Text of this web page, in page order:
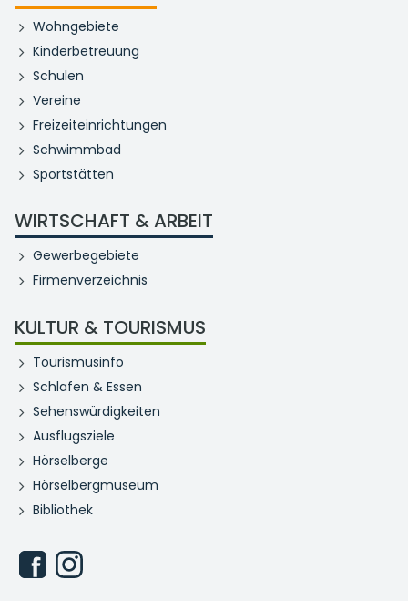
Wohngebiete
Kinderbetreuung
Schulen
Vereine
Freizeiteinrichtungen
Schwimmbad
Sportstätten
WIRTSCHAFT & ARBEIT
Gewerbegebiete
Firmenverzeichnis
KULTUR & TOURISMUS
Tourismusinfo
Schlafen & Essen
Sehenswürdigkeiten
Ausflugsziele
Hörselberge
Hörselbergmuseum
Bibliothek